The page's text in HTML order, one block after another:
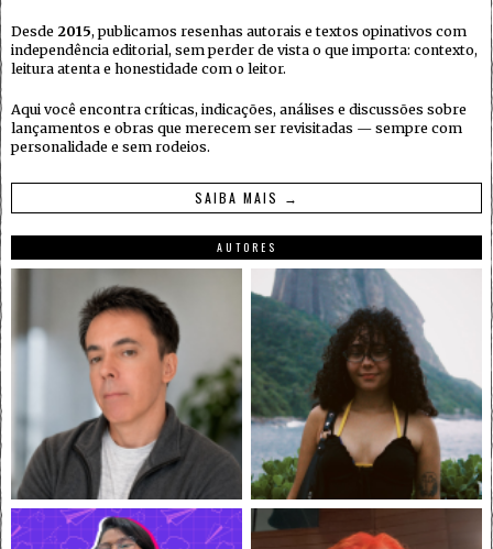
Desde 2015, publicamos resenhas autorais e textos opinativos com
independência editorial, sem perder de vista o que importa: contexto,
leitura atenta e honestidade com o leitor.
Aqui você encontra críticas, indicações, análises e discussões sobre
lançamentos e obras que merecem ser revisitadas — sempre com
personalidade e sem rodeios.
SAIBA MAIS →
AUTORES